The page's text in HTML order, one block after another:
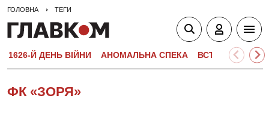
ГОЛОВНА ТЕГИ
1626-Й ДЕНЬ ВІЙНИ АНОМАЛЬНА СПЕКА ВСТУПНА
ФК «ЗОРЯ»